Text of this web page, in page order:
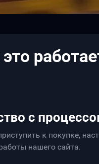
с
к покупке,
нашего сайта.